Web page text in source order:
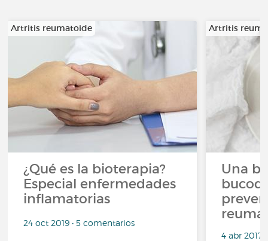
Artritis reumatoide
¿Qué es la bioterapia?
Especial enfermedades
inflamatorias
24 oct 2019 • 5 comentarios
Artritis
Una
4 abr 2017